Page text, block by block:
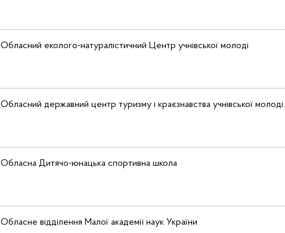
Обласний еколого-натуралістичний Центр учнівської молоді
Обласний державний центр туризму і краєзнавства учнівської молоді.
Обласна Дитячо-юнацька спортивна школа
Обласне відділення Малої академії наук України